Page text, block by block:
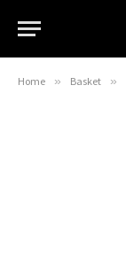
Home » Basket »